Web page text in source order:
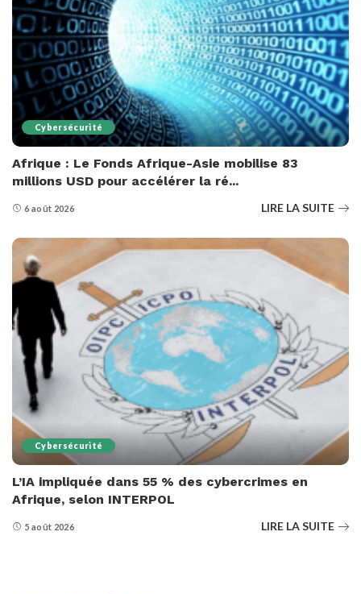
Cybersécurité
Afrique : Le Fonds Afrique-Asie mobilise 83
millions USD pour accélérer la ré...
6 août 2026 LIRE LA SUITE
Cybersécurité
L’IA impliquée dans 55 % des cybercrimes en
Afrique, selon INTERPOL
5 août 2026 LIRE LA SUITE